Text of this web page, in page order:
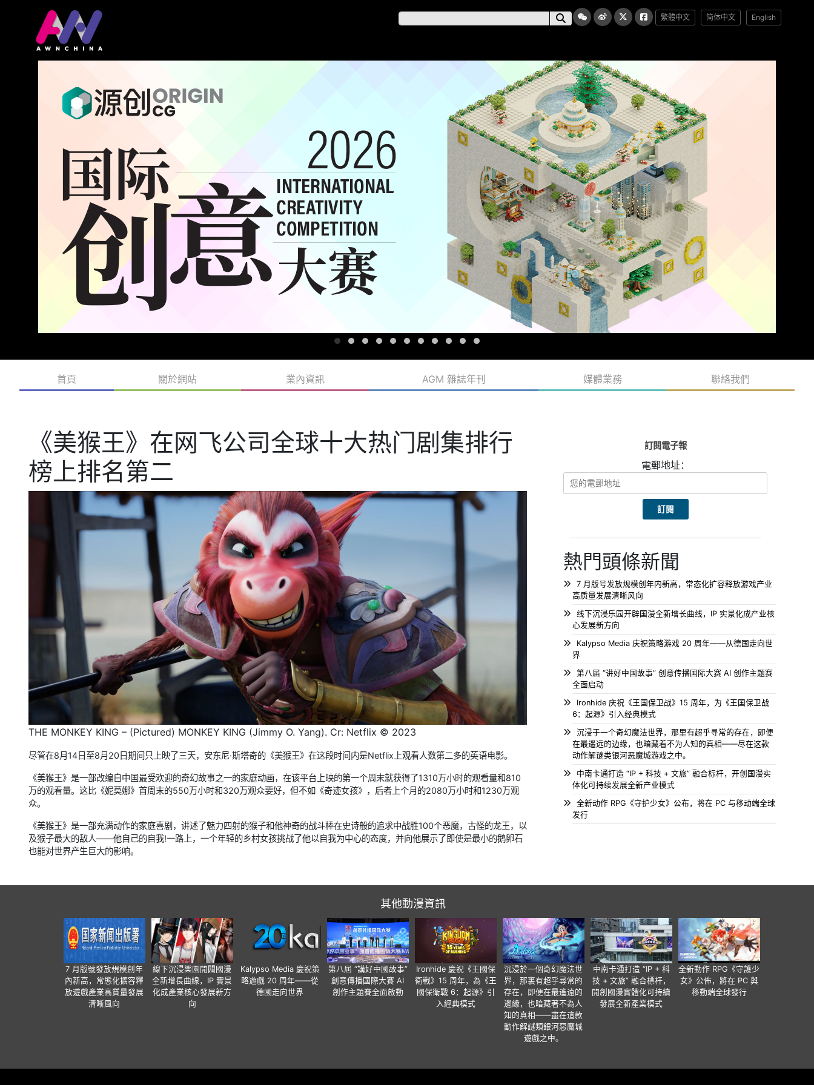
繁體中文 简体中文 English
首頁 關於網站 業內資訊 AGM 雜誌年刊 媒體業務 聯絡我們
《美猴王》在网飞公司全球十大热门剧集排行
榜上排名第二
THE MONKEY KING – (Pictured) MONKEY KING (Jimmy O. Yang). Cr: Netflix © 2023
尽管在8月14日至8月20日期间只上映了三天，安东尼·斯塔奇的《美猴王》在这段时间内是Netflix上观看人数第二多的英语电影。
《美猴王》是一部改编自中国最受欢迎的奇幻故事之一的家庭动画，在该平台上映的第一个周末就获得了1310万小时的观看量和810
万的观看量。这比《妮莫娜》首周末的550万小时和320万观众要好，但不如《奇迹女孩》，后者上个月的2080万小时和1230万观
众。
《美猴王》是一部充满动作的家庭喜剧，讲述了魅力四射的猴子和他神奇的战斗棒在史诗般的追求中战胜100个恶魔，古怪的龙王，以
及猴子最大的敌人——他自己的自我!一路上，一个年轻的乡村女孩挑战了他以自我为中心的态度，并向他展示了即使是最小的鹅卵石
也能对世界产生巨大的影响。
訂閱電子報
電郵地址：
熱門頭條新聞
7 月版号发放规模创年内新高，常态化扩容释放游戏产业
高质量发展清晰风向
线下沉浸乐园开辟国漫全新增长曲线，IP 实景化成产业核
心发展新方向
Kalypso Media 庆祝策略游戏 20 周年——从德国走向世
界
第八届 “讲好中国故事” 创意传播国际大赛 AI 创作主题赛
全面启动
Ironhide 庆祝《王国保卫战》15 周年，为《王国保卫战
6：起源》引入经典模式
沉浸于一个奇幻魔法世界，那里有超乎寻常的存在，即便
在最遥远的边缘，也暗藏着不为人知的真相——尽在这款
动作解谜类银河恶魔城游戏之中。
中南卡通打造 “IP + 科技 + 文旅” 融合标杆，开创国漫实
体化可持续发展全新产业模式
全新动作 RPG《守护少女》公布，将在 PC 与移动端全球
发行
其他動漫資訊
7 月版號發放規模創年
內新高，常態化擴容釋
放遊戲產業高質量發展
清晰風向
線下沉浸樂園開闢國漫
全新增長曲線，IP 實景
化成產業核心發展新方
向
Kalypso Media 慶祝策
略遊戲 20 周年——從
德國走向世界
第八屆 “講好中國故事”
創意傳播國際大賽 AI
創作主題賽全面啟動
Ironhide 慶祝《王國保
衛戰》15 周年，為《王
國保衛戰 6：起源》引
入經典模式
沉浸於一個奇幻魔法世
界，那裏有超乎尋常的
存在，即便在最遙遠的
邊緣，也暗藏著不為人
知的真相——盡在這款
動作解謎類銀河惡魔城
遊戲之中。
中南卡通打造 “IP + 科
技 + 文旅” 融合標杆，
開創國漫實體化可持續
發展全新產業模式
全新動作 RPG《守護少
女》公佈，將在 PC 與
移動端全球發行